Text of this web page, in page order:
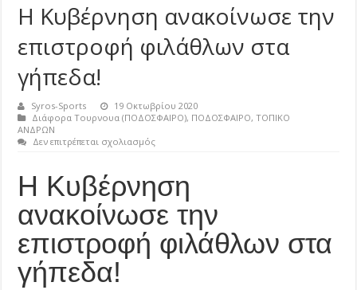
Η Κυβέρνηση ανακοίνωσε την
επιστροφή φιλάθλων στα
γήπεδα!
Syros-Sports
19 Οκτωβρίου 2020
Διάφορα Τουρνουα (ΠΟΔΟΣΦΑΙΡΟ), ΠΟΔΟΣΦΑΙΡΟ,ΤΟΠΙΚΟ
ΑΝΔΡΩΝ
Δεν επιτρέπεται σχολιασμόςστο
την
επιστροφή
φιλάθλων
στα
γήπεδα!
Η Κυβέρνηση
ανακοίνωσε την
επιστροφή φιλάθλων στα
γήπεδα!